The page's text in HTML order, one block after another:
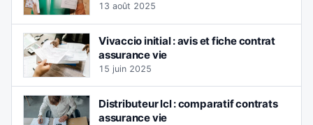
13 août 2025
Vivaccio initial : avis et fiche contrat
assurance vie
15 juin 2025
Distributeur lcl : comparatif contrats
assurance vie